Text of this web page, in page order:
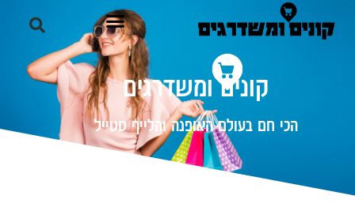
קונים ומשדרגים
הכי חם בעולם האופנה והלייף סטייל